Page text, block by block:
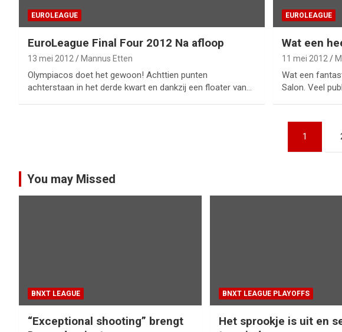
EUROLEAGUE
EuroLeague Final Four 2012 Na afloop
13 mei 2012 Mannus Etten
Olympiacos doet het gewoon! Achttien punten
achterstaan in het derde kwart en dankzij een floater van…
EUROLEAGUE
Wat een
11 mei 2012
Wat een
Salon. Veel
1
You may Missed
BNXT LEAGUE
“Exceptional shooting” brengt
BNXT LEAGUE PLAYOFFS
Het sprookje is uit en